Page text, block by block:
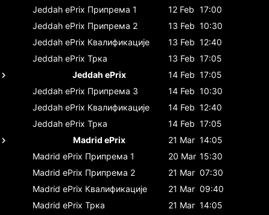
Jeddah ePrix Припрема 1 12 Feb 17:00
Jeddah ePrix Припрема 2 13 Feb 10:30
Jeddah ePrix Квалификације 13 Feb 12:40
Jeddah ePrix Трка 13 Feb 17:05
Jeddah ePrix
14 Feb 17:05
Jeddah ePrix Припрема 3 14 Feb 10:30
Jeddah ePrix Квалификације 14 Feb 12:40
Jeddah ePrix Трка 14 Feb 17:05
Madrid ePrix
21 Mar 14:05
Madrid ePrix Припрема 1 20 Mar 15:30
Madrid ePrix Припрема 2 21 Mar 07:30
Madrid ePrix Квалификације 21 Mar 09:40
Madrid ePrix Трка 21 Mar 14:05